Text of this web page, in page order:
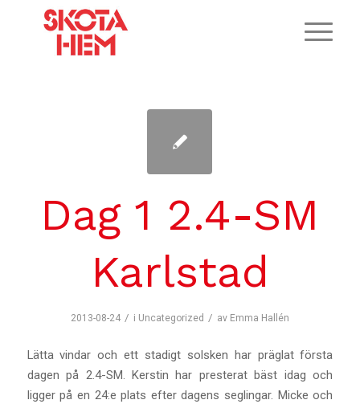
Dag 1 2.4-SM
Karlstad
2013-08-24 / i Uncategorized / av Emma Hallén
Lätta vindar och ett stadigt solsken har präglat första
dagen på 2.4-SM. Kerstin har presterat bäst idag och
ligger på en 24:e plats efter dagens seglingar. Micke och